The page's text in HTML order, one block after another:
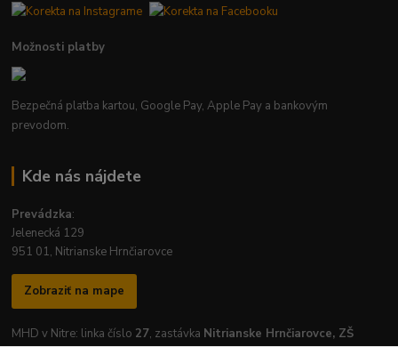
Možnosti platby
Bezpečná platba kartou, Google Pay, Apple Pay a bankovým
prevodom.
Kde nás nájdete
Prevádzka:
Jelenecká 129
951 01, Nitrianske Hrnčiarovce
Zobraziť na mape
MHD v Nitre: linka číslo 27, zastávka Nitrianske Hrnčiarovce, ZŠ